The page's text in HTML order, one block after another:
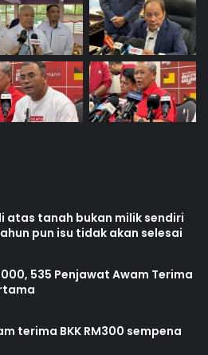
atas tanah bukan milik sendiri
pun isu tidak akan selesai
535 Penjawat Awam Terima
terima BKK RM300 sempena